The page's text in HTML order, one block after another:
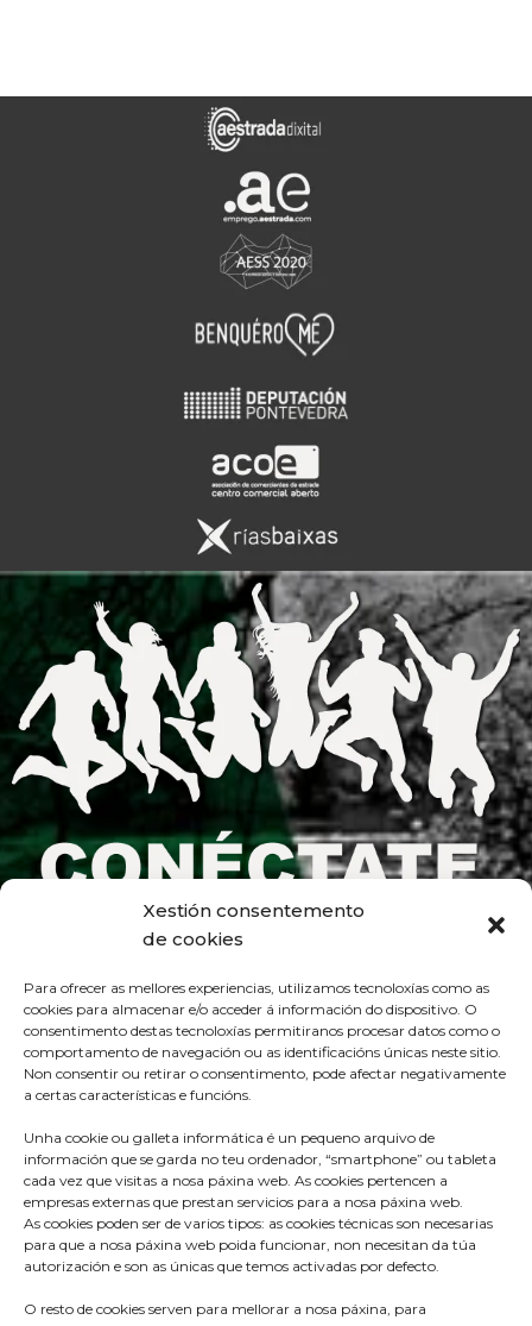
Xestión consentemento
de cookies
Para ofrecer as mellores experiencias, utilizamos tecnoloxías como as
cookies para almacenar e/o acceder á información do dispositivo. O
consentimento destas tecnoloxías permitiranos procesar datos como o
comportamento de navegación ou as identificacións únicas neste sitio.
Non consentir ou retirar o consentimento, pode afectar negativamente
a certas características e funcións.
Unha cookie ou galleta informática é un pequeno arquivo de
información que se garda no teu ordenador, “smartphone” ou tableta
cada vez que visitas a nosa páxina web. As cookies pertencen a
empresas externas que prestan servicios para a nosa páxina web.
As cookies poden ser de varios tipos: as cookies técnicas son necesarias
para que a nosa páxina web poida funcionar, non necesitan da túa
autorización e son as únicas que temos activadas por defecto.
O resto de cookies serven para mellorar a nosa páxina, para
Praza do Concello s/n